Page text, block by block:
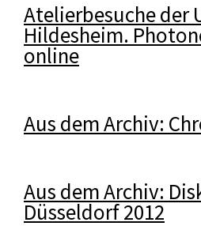
Atelierbesuche der
Hildesheim.
online
Aus dem Archiv:
Aus dem Archiv:
Düsseldorf 2012